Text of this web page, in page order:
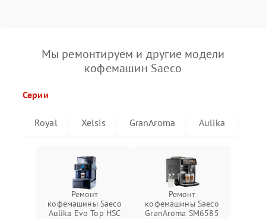
Мы ремонтируем и другие модели
кофемашин Saeco
Серии
Royal Xelsis GranAroma Aulika
Ремонт
кофемашины Saeco
Aulika Evo Top HSC
Ремонт
кофемашины Saeco
GranAroma SM6585